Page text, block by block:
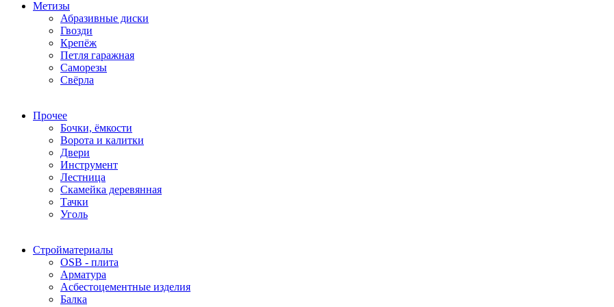
Метизы
Абразивные диски
Гвозди
Крепёж
Петля гаражная
Саморезы
Свёрла
Прочее
Бочки, ёмкости
Ворота и калитки
Двери
Инструмент
Лестница
Скамейка деревянная
Тачки
Уголь
Стройматериалы
OSB - плита
Арматура
Асбестоцементные изделия
Балка